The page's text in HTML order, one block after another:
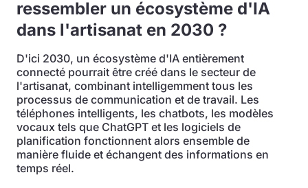
ressembler un écosystème d'IA
dans l'artisanat en 2030 ?
D'ici 2030, un écosystème d'IA entièrement
connecté pourrait être créé dans le secteur de
l'artisanat, combinant intelligemment tous les
processus de communication et de travail. Les
téléphones intelligents, les chatbots, les modèles
vocaux tels que ChatGPT et les logiciels de
planification fonctionnent alors ensemble de
manière fluide et échangent des informations en
temps réel.